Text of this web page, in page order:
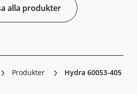
alla produkter
Produkter Hydra 60053-405